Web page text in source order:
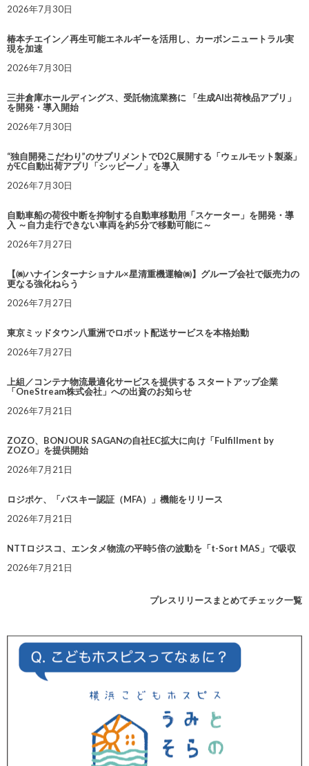
2026年7月30日
椿本チエイン／再生可能エネルギーを活用し、カーボンニュートラル実
現を加速
2026年7月30日
三井倉庫ホールディングス、受託物流業務に 「生成AI出荷検品アプリ」
を開発・導入開始
2026年7月30日
“独自開発こだわり”のサプリメントでD2C展開する「ウェルモット製薬」
がEC自動出荷アプリ「シッピーノ」を導入
2026年7月30日
自動車船の荷役中断を抑制する自動車移動用「スケーター」を開発・導
入 ～自力走行できない車両を約5分で移動可能に～
2026年7月27日
【㈱ハナインターナショナル×星清重機運輸㈱】グループ会社で販売力の
更なる強化ねらう
2026年7月27日
東京ミッドタウン八重洲でロボット配送サービスを本格始動
2026年7月27日
上組／コンテナ物流最適化サービスを提供する スタートアップ企業
「OneStream株式会社」への出資のお知らせ
2026年7月21日
ZOZO、BONJOUR SAGANの自社EC拡大に向け「Fulfillment by
ZOZO」を提供開始
2026年7月21日
ロジポケ、「パスキー認証（MFA）」機能をリリース
2026年7月21日
NTTロジスコ、エンタメ物流の平時5倍の波動を「t-Sort MAS」で吸収
2026年7月21日
プレスリリースまとめてチェック一覧